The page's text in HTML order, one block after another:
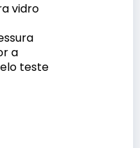
vidro
a
teste